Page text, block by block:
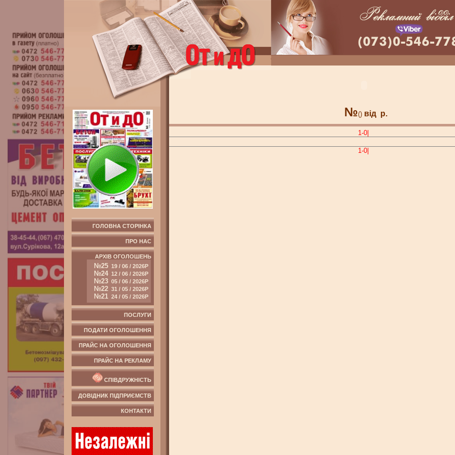
ГОЛОВНА СТОРІНКА
ПРО НАС
АРХІВ ОГОЛОШЕНЬ
№25 19 / 06 / 2026Р
№24 12 / 06 / 2026Р
№23 05 / 06 / 2026Р
№22 31 / 05 / 2026Р
№21 24 / 05 / 2026Р
ПОСЛУГИ
ПОДАТИ ОГОЛОШЕННЯ
ПРАЙС НА ОГОЛОШЕННЯ
ПРАЙС НА РЕКЛАМУ
СПІВДРУЖНІСТЬ
ДОВІДНИК ПІДПРИЄМСТВ
КОНТАКТИ
№() від р.
1-0|
1-0|